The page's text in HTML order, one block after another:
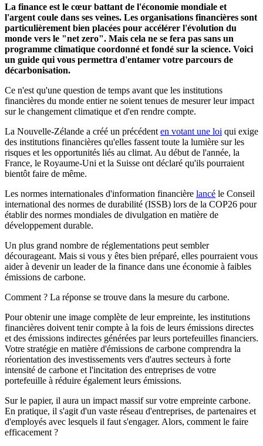
La finance est le cœur battant de l'économie mondiale et
l'argent coule dans ses veines. Les organisations financières sont
particulièrement bien placées pour accélérer l'évolution du
monde vers le "net zero". Mais cela ne se fera pas sans un
programme climatique coordonné et fondé sur la science. Voici
un guide qui vous permettra d'entamer votre parcours de
décarbonisation.
Ce n'est qu'une question de temps avant que les institutions
financières du monde entier ne soient tenues de mesurer leur impact
sur le changement climatique et d'en rendre compte.
La Nouvelle-Zélande a créé un précédent en votant une loi qui exige
des institutions financières qu'elles fassent toute la lumière sur les
risques et les opportunités liés au climat. Au début de l'année, la
France, le Royaume-Uni et la Suisse ont déclaré qu'ils pourraient
bientôt faire de même.
Les normes internationales d'information financière lancé le Conseil
international des normes de durabilité (ISSB) lors de la COP26 pour
établir des normes mondiales de divulgation en matière de
développement durable.
Un plus grand nombre de réglementations peut sembler
décourageant. Mais si vous y êtes bien préparé, elles pourraient vous
aider à devenir un leader de la finance dans une économie à faibles
émissions de carbone.
Comment ? La réponse se trouve dans la mesure du carbone.
Pour obtenir une image complète de leur empreinte, les institutions
financières doivent tenir compte à la fois de leurs émissions directes
et des émissions indirectes générées par leurs portefeuilles financiers.
Votre stratégie en matière d'émissions de carbone comprendra la
réorientation des investissements vers d'autres secteurs à forte
intensité de carbone et l'incitation des entreprises de votre
portefeuille à réduire également leurs émissions.
Sur le papier, il aura un impact massif sur votre empreinte carbone.
En pratique, il s'agit d'un vaste réseau d'entreprises, de partenaires et
d'employés avec lesquels il faut s'engager. Alors, comment le faire
efficacement ?